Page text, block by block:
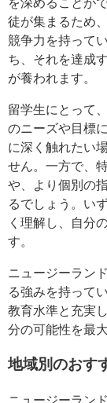
徒が集まるため
競争力を持って
ち、それを達成
が養われます。
留学生にとって
のニーズや目標
に深く触れたい
せん。一方で、
や、より個別の
るでしょう。い
く理解し、自分
す。
ニュージーラン
る強みを持って
教育水準と充実
分の可能性を最
地域別のおす
ニュージーラン